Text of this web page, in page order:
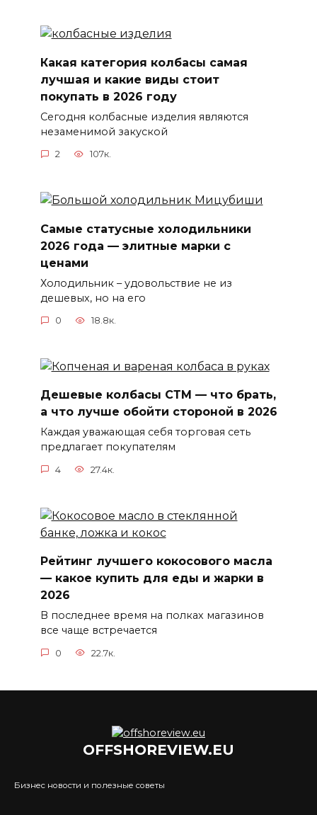
Какая категория колбасы самая
лучшая и какие виды стоит
покупать в 2026 году
Сегодня колбасные изделия являются
незаменимой закуской
2 107к.
Самые статусные холодильники
2026 года — элитные марки с
ценами
Холодильник – удовольствие не из
дешевых, но на его
0 18.8к.
Дешевые колбасы СТМ — что брать,
а что лучше обойти стороной в 2026
Каждая уважающая себя торговая сеть
предлагает покупателям
4 27.4к.
Рейтинг лучшего кокосового масла
— какое купить для еды и жарки в
2026
В последнее время на полках магазинов
все чаще встречается
0 22.7к.
OFFSHOREVIEW.EU
Бизнес новости и полезные советы